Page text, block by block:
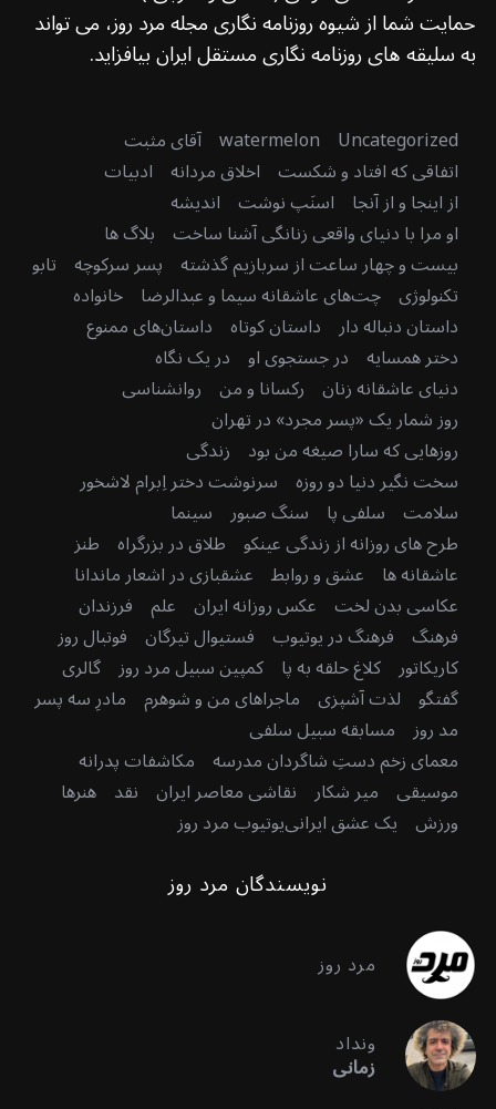
حمایت شما از شیوه روزنامه نگاری مجله مرد روز، می تواند
به سلیقه های روزنامه نگاری مستقل ایران بیافزاید.
Uncategorized
watermelon آقای مثبت
اتفاقی که افتاد و شکست اخلاق مردانه ادبیات
از اینجا و از آنجا اسنَپ نوشت اندیشه
او مرا با دنیای واقعی زنانگی آشنا ساخت بلاگ ها
بیست و چهار ساعت از سربازیم گذشته پسر سرکوچه تابو
تکنولوژی چت‌های عاشقانه سیما و عبدالرضا خانواده
داستان دنباله دار داستان کوتاه داستان‌های ممنوع
دختر همسایه در جستجوی او در یک نگاه
دنیای عاشقانه زنان رکسانا و من روانشناسی
روز شمار یک «پسر مجرد» در تهران
روزهایی که سارا صیغه من بود زندگی
سخت نگیر دنیا دو روزه سرنوشت دختر اِبرام لاشخور
سلامت سلفی پا سنگ صبور سینما
طرح های روزانه از زندگی عینکو طلاق در بزرگراه طنز
عاشقانه ها عشق و روابط عشقبازی در اشعار ماندانا
عکاسی بدن لخت عکس روزانه ایران علم فرزندان
فرهنگ فرهنگ در یوتیوب فستیوال تیرگان فوتبال روز
کاریکاتور کلاغ حلقه به پا کمپین سبیل مرد روز گالری
گفتگو لذت آشپزی ماجراهای من و شوهرم مادرِ سه پسر
مد روز مسابقه سبیل سلفی
معمای زخم دستِ شاگردان مدرسه مکاشفات پدرانه
موسیقی میر شکار نقاشی معاصر ایران نقد هنرها
ورزش یک عشق ایرانییوتیوب مرد روز
نویسندگان مرد روز
مرد روز
ونداد
زمانی